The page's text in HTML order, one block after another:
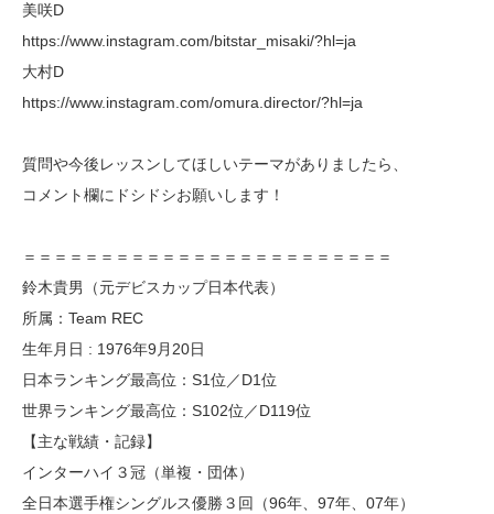
美咲D
https://www.instagram.com/bitstar_misaki/?hl=ja
大村D
https://www.instagram.com/omura.director/?hl=ja
質問や今後レッスンしてほしいテーマがありましたら、
コメント欄にドシドシお願いします！
＝＝＝＝＝＝＝＝＝＝＝＝＝＝＝＝＝＝＝＝＝＝＝＝
鈴木貴男（元デビスカップ日本代表）
所属：Team REC
生年月日 : 1976年9月20日
日本ランキング最高位：S1位／D1位
世界ランキング最高位：S102位／D119位
【主な戦績・記録】
インターハイ３冠（単複・団体）
全日本選手権シングルス優勝３回（96年、97年、07年）